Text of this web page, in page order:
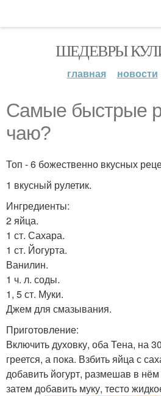
ШЕДЕВРЫ
главная новости
Самые быстрые
чаю?
Топ - 6 божественно вкусных
1 вкусный рулетик.
Ингредиенты:
2 яйца.
1 ст. Сахара.
1 ст. Йогурта.
Ванилин.
1 ч. л. соды.
1, 5 ст. Муки.
Джем для смазывания.
Приготовление:
Включить духовку, оба Тена, на
греется, а пока. Взбить яйца с
добавить йогурт, размешав в
затем добавить муку, тесто